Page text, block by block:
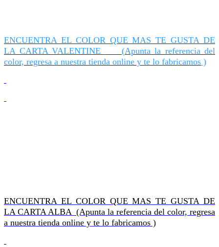
ENCUENTRA EL COLOR QUE MAS TE GUSTA DE
LA CARTA VALENTINE
(Apunta la referencia del
color, regresa a nuestra tienda online y te lo fabricamos )
ENCUENTRA EL COLOR QUE MAS TE GUSTA DE
LA CARTA ALBA (Apunta la referencia del color, regresa
a nuestra tienda online y te lo fabricamos )